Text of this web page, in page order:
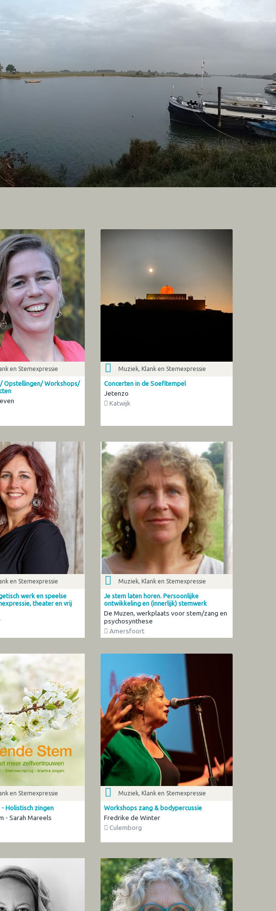
en Stemexpressie
Opstellingen/ Workshops/
Muziek, Klank en Stemexpressie
Concerten in de Soefitempel
Jetenzo
Katwijk
en Stemexpressie
werk en speelse
theater en vrij
Muziek, Klank en Stemexpressie
Je stem laten horen. Persoonlijke
ontwikkeling en (innerlijk) stemwerk
De Muzen, werkplaats voor stem/zang en
psychosynthese
Amersfoort
en Stemexpressie
Holistisch zingen
- Sarah Mareels
Muziek, Klank en Stemexpressie
Workshops zang & bodypercussie
Fredrike de Winter
Culemborg